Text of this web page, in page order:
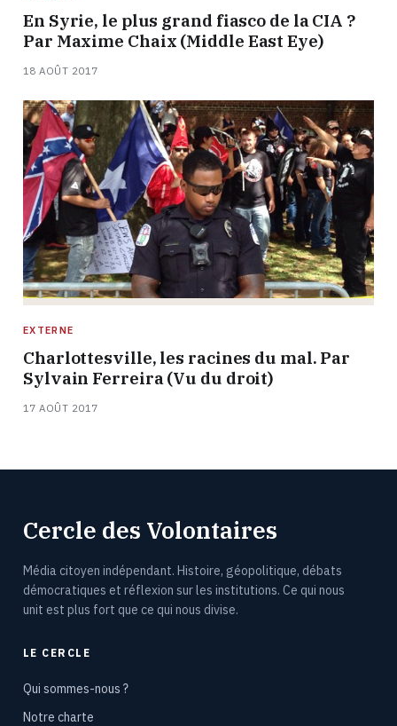
En Syrie, le plus grand fiasco de la CIA ?
Par Maxime Chaix (Middle East Eye)
18 AOÛT 2017
EXTERNE
Charlottesville, les racines du mal. Par
Sylvain Ferreira (Vu du droit)
17 AOÛT 2017
Cercle des Volontaires
Média citoyen indépendant. Histoire, géopolitique, débats
démocratiques et réflexion sur les institutions. Ce qui nous
unit est plus fort que ce qui nous divise.
LE CERCLE
Qui sommes-nous ?
Notre charte